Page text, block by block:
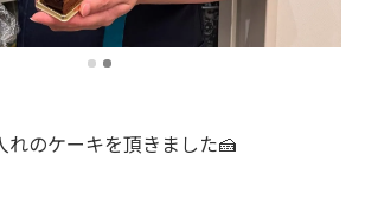
れのケーキを頂きました🍰